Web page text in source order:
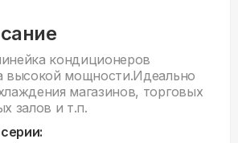
кондиционеров
высокой мощности.Идеально
магазинов, торговых
залов и т.п.